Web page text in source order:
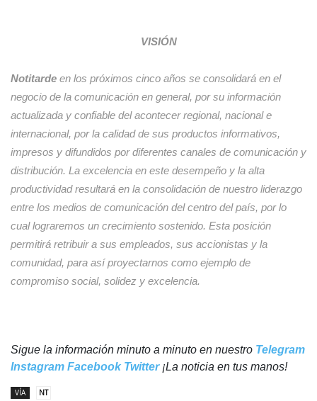
VISIÓN
Notitarde en los próximos cinco años se consolidará en el
negocio de la comunicación en general, por su información
actualizada y confiable del acontecer regional, nacional e
internacional, por la calidad de sus productos informativos,
impresos y difundidos por diferentes canales de comunicación y
distribución. La excelencia en este desempeño y la alta
productividad resultará en la consolidación de nuestro liderazgo
entre los medios de comunicación del centro del país, por lo
cual lograremos un crecimiento sostenido. Esta posición
permitirá retribuir a sus empleados, sus accionistas y la
comunidad, para así proyectarnos como ejemplo de
compromiso social, solidez y excelencia.
Sigue la información minuto a minuto en nuestro Telegram
Instagram Facebook Twitter¡La noticia en tus manos!
VÍA
NT